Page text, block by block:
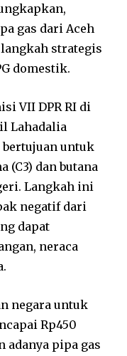
gas dari Aceh
strategis
domestik.
VII DPR RI di
Lahadalia
untuk
(C3) dan butana
Langkah ini
negatif dari
dapat
neraca
negara untuk
Rp450
adanya pipa gas